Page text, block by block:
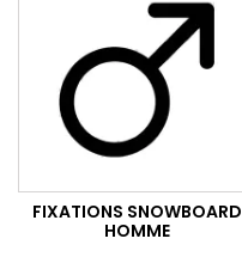
FIXATIONS SNOWBOARD
HOMME